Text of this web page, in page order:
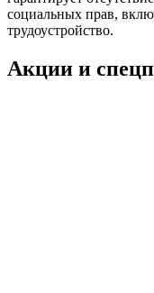
социальных прав,
трудоустройство.
Акции и